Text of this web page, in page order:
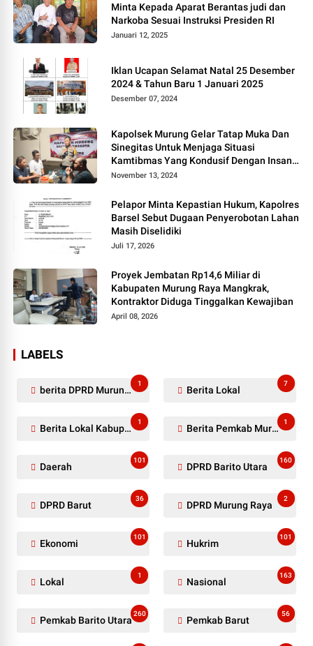
Minta Kepada Aparat Berantas judi dan
Narkoba Sesuai Instruksi Presiden RI
Januari 12, 2025
Iklan Ucapan Selamat Natal 25 Desember
2024 & Tahun Baru 1 Januari 2025
Desember 07, 2024
Kapolsek Murung Gelar Tatap Muka Dan
Sinegitas Untuk Menjaga Situasi
Kamtibmas Yang Kondusif Dengan Insan
Pers
November 13, 2024
Pelapor Minta Kepastian Hukum, Kapolres
Barsel Sebut Dugaan Penyerobotan Lahan
Masih Diselidiki
Juli 17, 2026
Proyek Jembatan Rp14,6 Miliar di
Kabupaten Murung Raya Mangkrak,
Kontraktor Diduga Tinggalkan Kewajiban
April 08, 2026
LABELS
berita DPRD Murung Raya
1
Berita Lokal
7
Berita Lokal Kabupaten Barito Utara
1
Berita Pemkab Murung Raya
1
Daerah
101
DPRD Barito Utara
160
DPRD Barut
36
DPRD Murung Raya
2
Ekonomi
101
Hukrim
101
Lokal
1
Nasional
163
Pemkab Barito Utara
260
Pemkab Barut
56